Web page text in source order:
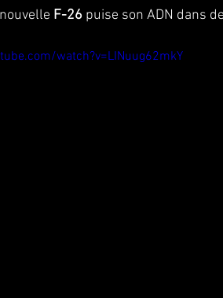
F-26 puise son ADN dans
watch?v=LINuug62mkY